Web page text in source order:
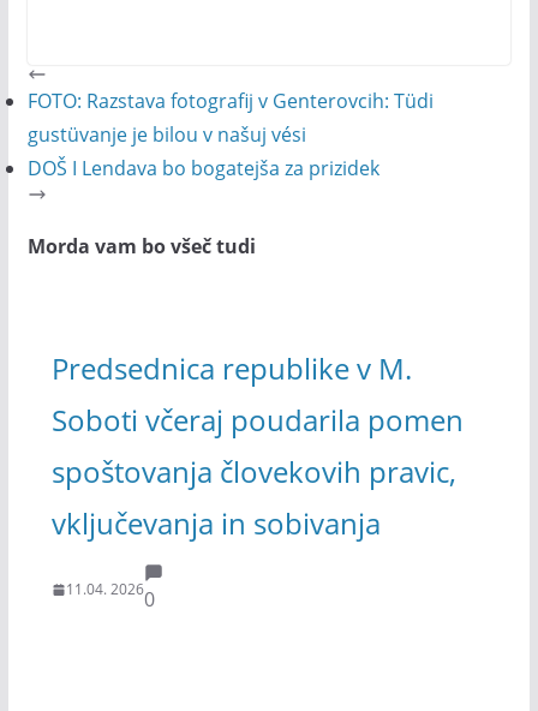
FOTO: Razstava fotografij v Genterovcih: Tüdi
gustüvanje je bilou v našuj vési
DOŠ I Lendava bo bogatejša za prizidek
Morda vam bo všeč tudi
Predsednica republike v M.
Soboti včeraj poudarila pomen
spoštovanja človekovih pravic,
vključevanja in sobivanja
11.04. 20260